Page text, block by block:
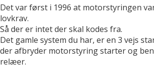
Det var først i 1996 at motorstyringen
lovkrav.
Så der er intet der skal kodes fra.
Det gamle system du har, er en 3 vejs
der afbryder motorstyring starter og
relæer.